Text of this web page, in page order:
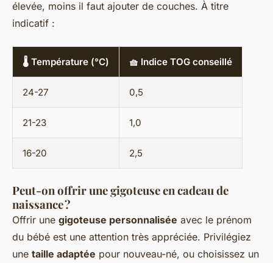
élevée, moins il faut ajouter de couches. À titre
indicatif :
🌡️ Température (°C) 🧺 Indice TOG conseillé
24-27 0,5
21-23 1,0
16-20 2,5
Peut-on offrir une gigoteuse en cadeau de
naissance ?
Offrir une gigoteuse personnalisée avec le prénom
du bébé est une attention très appréciée. Privilégiez
une taille adaptée pour nouveau-né, ou choisissez un